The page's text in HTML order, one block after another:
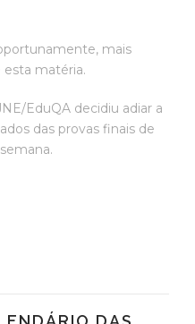
mais
esta matéria.
EduQA decidiu adiar a
das provas finais de